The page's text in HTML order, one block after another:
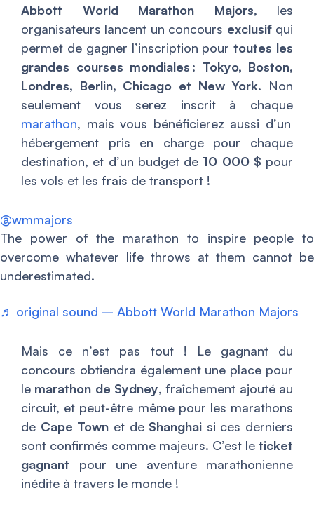
Abbott World Marathon Majors, les
organisateurs lancent un concours exclusifqui
permet de gagner l’inscription pourtoutes les
grandes courses mondiales : Tokyo, Boston,
Londres, Berlin, Chicago et New York. Non
seulement vous serez inscrit à chaque
marathon, mais vous bénéficierez aussi d’un
hébergement pris en charge pour chaque
destination, et d’un budget de 10 000 $ pour
les vols et les frais de transport !
@wmmajors
The power of the marathon to inspire people to
overcome whatever life throws at them cannot be
underestimated.
♬ original sound – Abbott World Marathon Majors
Mais ce n’est pas tout ! Le gagnant du
concours obtiendra également une place pour
le marathon de Sydney, fraîchement ajouté au
circuit, et peut-être même pour les marathons
de Cape Town et de Shanghai si ces derniers
sont confirmés comme majeurs. C’est le ticket
gagnant pour une aventure marathonienne
inédite à travers le monde !